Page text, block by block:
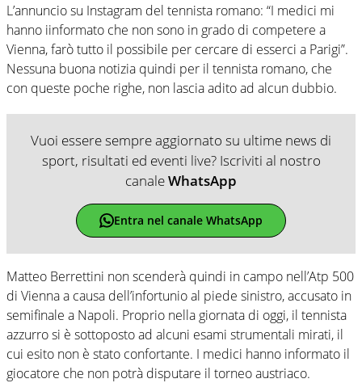
L’annuncio su Instagram del tennista romano: “I medici mi
hanno iinformato che non sono in grado di competere a
Vienna, farò tutto il possibile per cercare di esserci a Parigi”.
Nessuna buona notizia quindi per il tennista romano, che
con queste poche righe, non lascia adito ad alcun dubbio.
Vuoi essere sempre aggiornato su ultime news di
sport, risultati ed eventi live? Iscriviti al nostro
canaleWhatsApp
Entra nel canale WhatsApp
Matteo Berrettini non scenderà quindi in campo nell’Atp 500
di Vienna a causa dell’infortunio al piede sinistro, accusato in
semifinale a Napoli. Proprio nella giornata di oggi, il tennista
azzurro si è sottoposto ad alcuni esami strumentali mirati, il
cui esito non è stato confortante. I medici hanno informato il
giocatore che non potrà disputare il torneo austriaco.